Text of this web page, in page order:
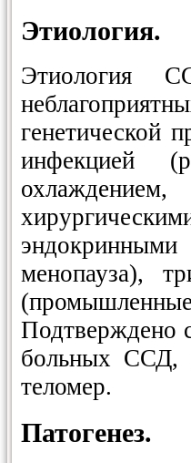
Этиология.
Этиология
генетической
инфекцией
менопауза),
Подтверждено
больных ССД,
теломер.
Патогенез.